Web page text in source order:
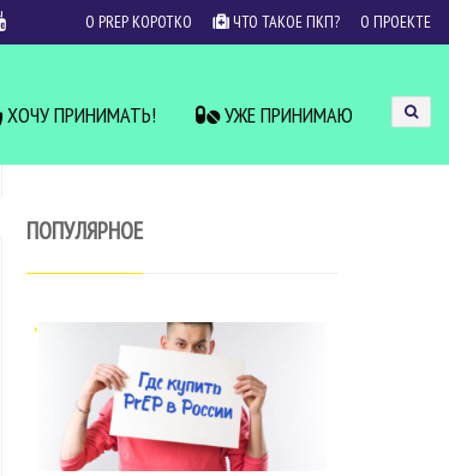
О PREP КОРОТКО ЧТО ТАКОЕ ПКП? О ПРОЕКТЕ
ХОЧУ ПРИНИМАТЬ! УЖЕ ПРИНИМАЮ
ПОПУЛЯРНОЕ